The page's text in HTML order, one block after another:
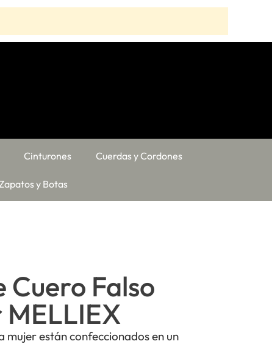
Cinturones Cuerdas y Cordones
y Botas
Cuero Falso
mujer están confeccionados en un